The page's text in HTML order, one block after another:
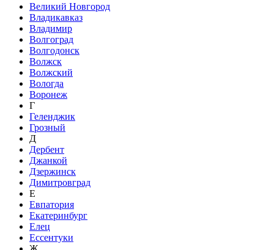
Великий Новгород
Владикавказ
Владимир
Волгоград
Волгодонск
Волжск
Волжский
Вологда
Воронеж
Г
Геленджик
Грозный
Д
Дербент
Джанкой
Дзержинск
Димитровград
Е
Евпатория
Екатеринбург
Елец
Ессентуки